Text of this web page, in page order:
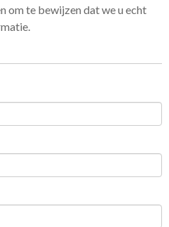
om te bewijzen dat we u echt